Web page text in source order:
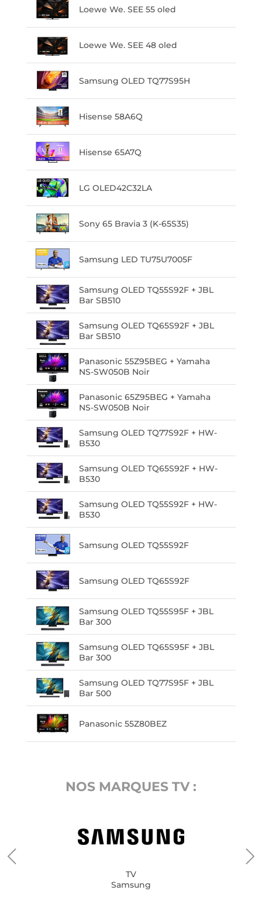
Loewe We. SEE 55 oled
Loewe We. SEE 48 oled
Samsung OLED TQ77S95H
Hisense 58A6Q
Hisense 65A7Q
LG OLED42C32LA
Sony 65 Bravia 3 (K-65S35)
Samsung LED TU75U7005F
Samsung OLED TQ55S92F + JBL
Bar SB510
Samsung OLED TQ65S92F + JBL
Bar SB510
Panasonic 55Z95BEG + Yamaha
NS-SW050B Noir
Panasonic 65Z95BEG + Yamaha
NS-SW050B Noir
Samsung OLED TQ77S92F + HW-
B530
Samsung OLED TQ65S92F + HW-
B530
Samsung OLED TQ55S92F + HW-
B530
Samsung OLED TQ55S92F
Samsung OLED TQ65S92F
Samsung OLED TQ55S95F + JBL
Bar 300
Samsung OLED TQ65S95F + JBL
Bar 300
Samsung OLED TQ77S95F + JBL
Bar 500
Panasonic 55Z80BEZ
NOS MARQUES TV :
TV
Samsung